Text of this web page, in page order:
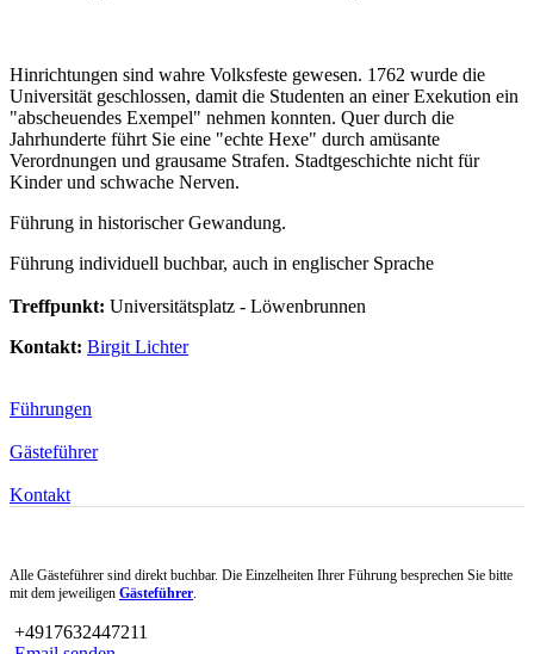
Hinrichtungen sind wahre Volksfeste gewesen. 1762 wurde die
Universität geschlossen, damit die Studenten an einer Exekution ein
"abscheuendes Exempel" nehmen konnten. Quer durch die
Jahrhunderte führt Sie eine "echte Hexe" durch amüsante
Verordnungen und grausame Strafen. Stadtgeschichte nicht für
Kinder und schwache Nerven.
Führung in historischer Gewandung.
Führung individuell buchbar, auch in englischer Sprache
Treffpunkt: Universitätsplatz - Löwenbrunnen
Kontakt: Birgit Lichter
Führungen
Gästeführer
Kontakt
Alle Gästeführer sind direkt buchbar. Die Einzelheiten Ihrer Führung besprechen Sie bitte
mit dem jeweiligen Gästeführer.
+4917632447211